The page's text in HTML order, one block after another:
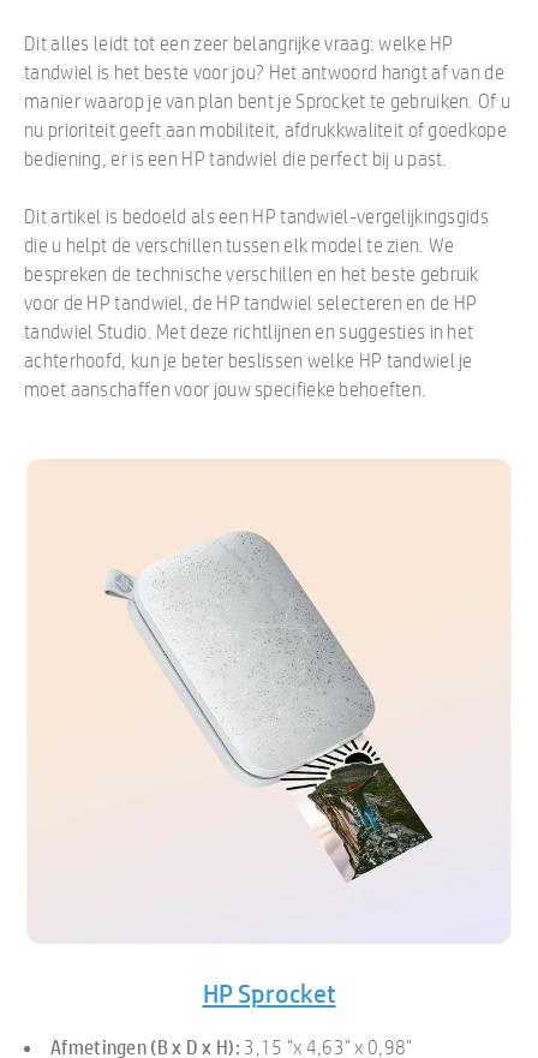
Dit alles leidt tot een zeer belangrijke vraag: welke HP
tandwiel is het beste voor jou? Het antwoord hangt af van de
manier waarop je van plan bent je Sprocket te gebruiken. Of u
nu prioriteit geeft aan mobiliteit, afdrukkwaliteit of goedkope
bediening, er is een HP tandwiel die perfect bij u past.
Dit artikel is bedoeld als een HP tandwiel-vergelijkingsgids
die u helpt de verschillen tussen elk model te zien. We
bespreken de technische verschillen en het beste gebruik
voor de HP tandwiel, de HP tandwiel selecteren en de HP
tandwiel Studio. Met deze richtlijnen en suggesties in het
achterhoofd, kun je beter beslissen welke HP tandwiel je
moet aanschaffen voor jouw specifieke behoeften.
HP Sprocket
Afmetingen (B x D x H): 3,15 "x 4,63" x 0,98"